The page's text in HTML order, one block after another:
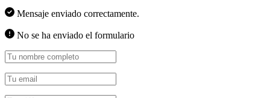
Mensaje enviado correctamente.
No se ha enviado el formulario